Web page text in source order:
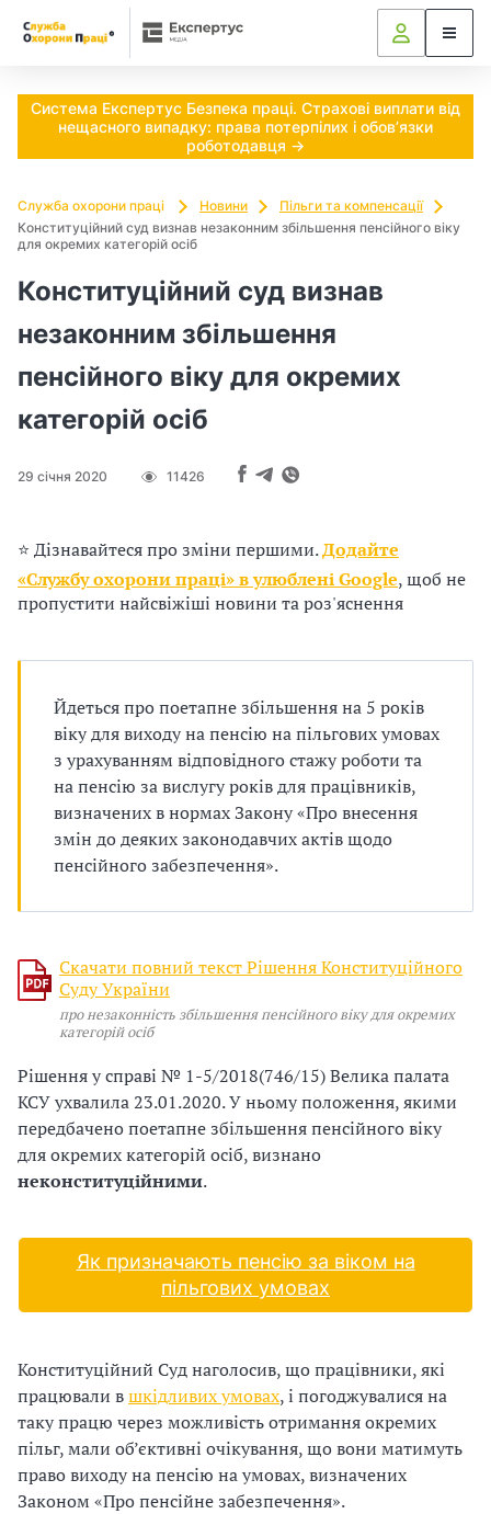
Система Експертус Безпека праці. Страхові виплати від
нещасного випадку: права потерпілих і обов’язки
роботодавця →
Служба охорони праці Новини
Пільги та компенсації
Конституційний суд визнав незаконним збільшення пенсійного віку
для окремих категорій осіб
Конституційний суд визнав
незаконним збільшення
пенсійного віку для окремих
категорій осіб
29 січня 2020 11426
⭐ Дізнавайтеся про зміни першими.Додайте
«Службу охорони праці» в улюблені Google, щоб не
пропустити найсвіжіші новини та роз'яснення
Йдеться про поетапне збільшення на 5 років
віку для виходу на пенсію на пільгових умовах
з урахуванням відповідного стажу роботи та
на пенсію за вислугу років для працівників,
визначених в нормах Закону «Про внесення
змін до деяких законодавчих актів щодо
пенсійного забезпечення».
Скачати повний текст Рішення Конституційного
Суду України
про незаконність збільшення пенсійного віку для окремих
категорій осіб
Рішення у справі № 1-5/2018(746/15) Велика палата
КСУ ухвалила 23.01.2020. У ньому положення, якими
передбачено поетапне збільшення пенсійного віку
для окремих категорій осіб, визнано
неконституційними.
Як призначають пенсію за віком на
пільгових умовах
Конституційний Суд наголосив, що працівники, які
працювали вшкідливих умовах, і погоджувалися на
таку працю через можливість отримання окремих
пільг, мали об’єктивні очікування, що вони матимуть
право виходу на пенсію на умовах, визначених
Законом «Про пенсійне забезпечення».
Ч
о
т
р
н
р
о
У
О
П
о
д